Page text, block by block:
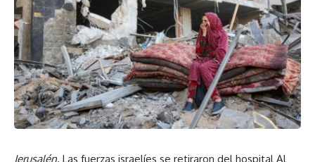
Jerusalén. Las fuerzas israelíes se retiraron del hospital Al